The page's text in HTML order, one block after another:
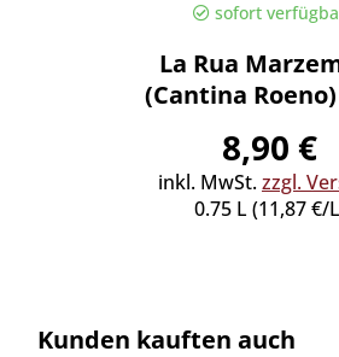
sofort
La Rua
(Cantina Roeno)
8,90 €
inkl. MwSt.zzgl.
0.75 L (11,87 €/
Kunden kauften auch